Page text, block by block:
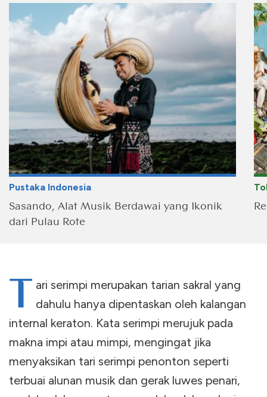
Pustaka Indonesia
Sasando, Alat Musik Berdawai yang Ikonik
dari Pulau Rote
T
ari serimpi merupakan tarian sakral yang
dahulu hanya dipentaskan oleh kalangan
internal keraton. Kata serimpi merujuk pada
makna impi atau mimpi, mengingat jika
menyaksikan tari serimpi penonton seperti
terbuai alunan musik dan gerak luwes penari,